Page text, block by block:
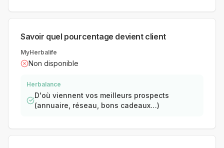
Savoir quel pourcentage devient client
MyHerbalife
Non disponible
Herbalance
D'où viennent vos meilleurs prospects
(annuaire, réseau, bons cadeaux…)